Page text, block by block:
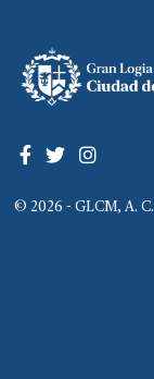
© 2026 - GLCM, A. C.